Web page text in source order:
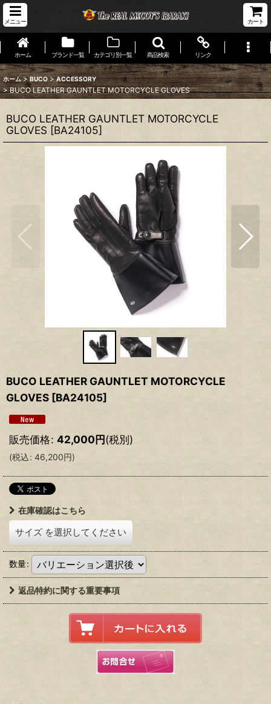
メニュー カート
ホーム ブランド一覧 カテゴリ別一覧 商品検索 リンク
ホーム > BUCO > ACCESSORY
> BUCO LEATHER GAUNTLET MOTORCYCLE GLOVES
BUCO LEATHER GAUNTLET MOTORCYCLE
GLOVES [BA24105]
BUCO LEATHER GAUNTLET MOTORCYCLE
GLOVES [BA24105]
販売価格: 42,000円(税別)
(税込: 46,200円)
在庫確認はこちら
サイズ を選択してください
数量:
返品特約に関する重要事項